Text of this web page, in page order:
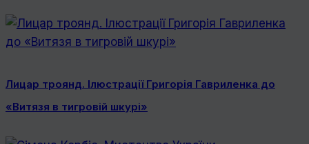
Лицар троянд. Ілюстрації Григорія Гавриленка до
«Витязя в тигровій шкурі»